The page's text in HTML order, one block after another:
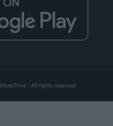
- All rights reserved